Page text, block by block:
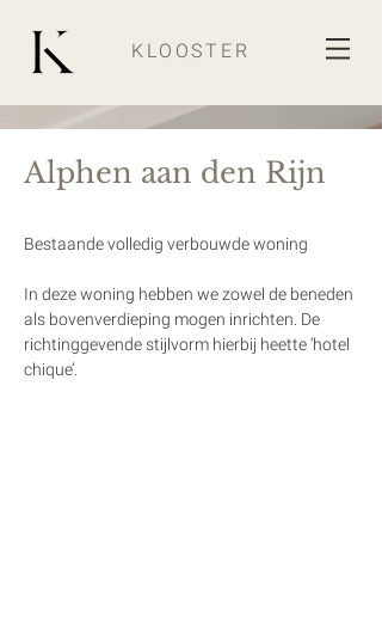
KLOOSTER
Alphen aan den Rijn
Bestaande volledig verbouwde woning
In deze woning hebben we zowel de beneden
als bovenverdieping mogen inrichten. De
richtinggevende stijlvorm hierbij heette ‘hotel
chique’.